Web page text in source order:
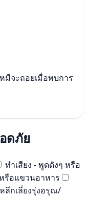
จะถอยเมื่อพบการ
ดภัย
ทำเสียง - พูดดังๆ หรือ
รือแขวนอาหาร
หลีกเลี่ยงรุ่งอรุณ/